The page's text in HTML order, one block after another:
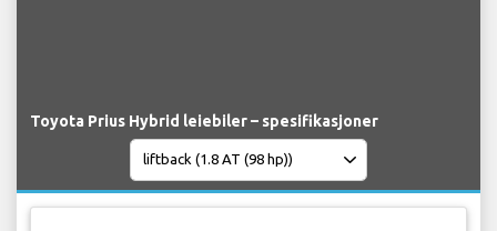
Toyota Prius Hybrid leiebiler – spesifikasjoner